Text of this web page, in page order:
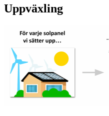
Uppväxling